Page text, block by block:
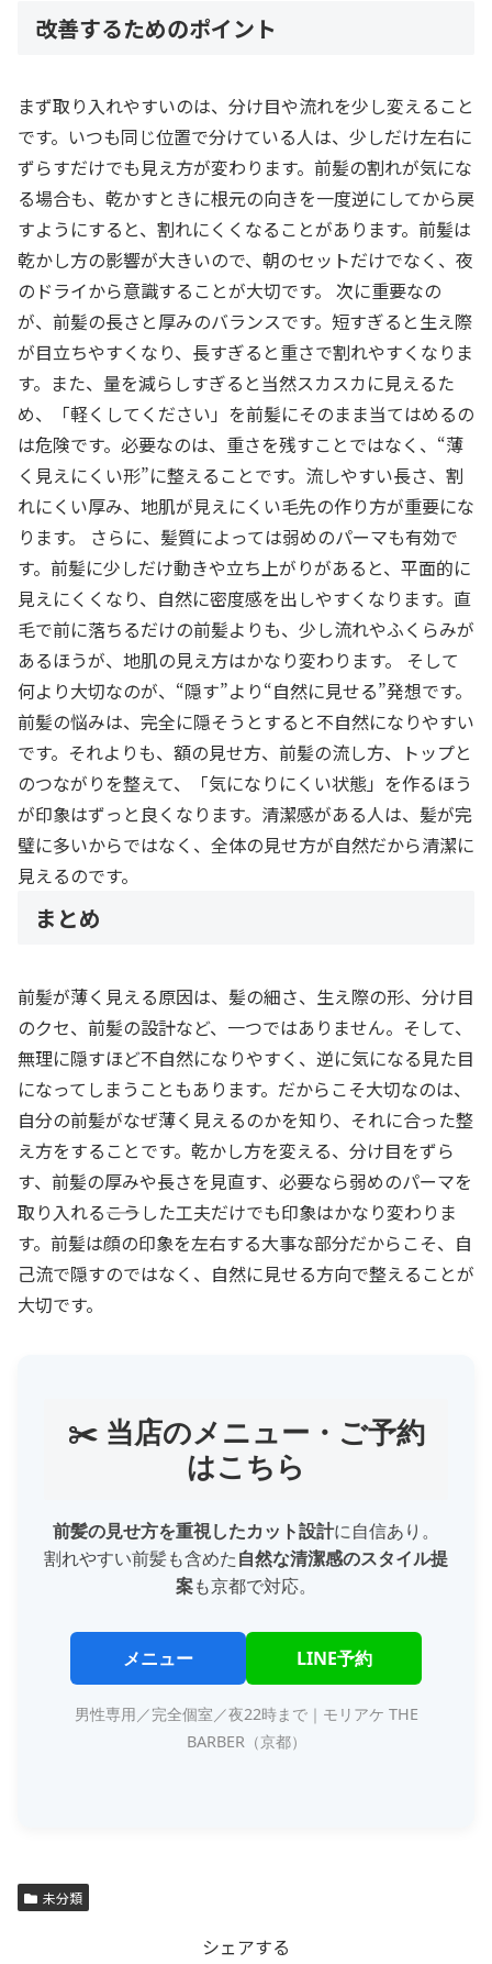
改善するためのポイント
まず取り入れやすいのは、分け目や流れを少し変えること
です。いつも同じ位置で分けている人は、少しだけ左右に
ずらすだけでも見え方が変わります。前髪の割れが気にな
る場合も、乾かすときに根元の向きを一度逆にしてから戻
すようにすると、割れにくくなることがあります。前髪は
乾かし方の影響が大きいので、朝のセットだけでなく、夜
のドライから意識することが大切です。 次に重要なの
が、前髪の長さと厚みのバランスです。短すぎると生え際
が目立ちやすくなり、長すぎると重さで割れやすくなりま
す。また、量を減らしすぎると当然スカスカに見えるた
め、「軽くしてください」を前髪にそのまま当てはめるの
は危険です。必要なのは、重さを残すことではなく、“薄
く見えにくい形”に整えることです。流しやすい長さ、割
れにくい厚み、地肌が見えにくい毛先の作り方が重要にな
ります。 さらに、髪質によっては弱めのパーマも有効で
す。前髪に少しだけ動きや立ち上がりがあると、平面的に
見えにくくなり、自然に密度感を出しやすくなります。直
毛で前に落ちるだけの前髪よりも、少し流れやふくらみが
あるほうが、地肌の見え方はかなり変わります。 そして
何より大切なのが、“隠す”より“自然に見せる”発想です。
前髪の悩みは、完全に隠そうとすると不自然になりやすい
です。それよりも、額の見せ方、前髪の流し方、トップと
のつながりを整えて、「気になりにくい状態」を作るほう
が印象はずっと良くなります。清潔感がある人は、髪が完
璧に多いからではなく、全体の見せ方が自然だから清潔に
見えるのです。
まとめ
前髪が薄く見える原因は、髪の細さ、生え際の形、分け目
のクセ、前髪の設計など、一つではありません。そして、
無理に隠すほど不自然になりやすく、逆に気になる見た目
になってしまうこともあります。だからこそ大切なのは、
自分の前髪がなぜ薄く見えるのかを知り、それに合った整
え方をすることです。乾かし方を変える、分け目をずら
す、前髪の厚みや長さを見直す、必要なら弱めのパーマを
取り入れる――こうした工夫だけでも印象はかなり変わりま
す。前髪は顔の印象を左右する大事な部分だからこそ、自
己流で隠すのではなく、自然に見せる方向で整えることが
大切です。
✂️ 当店のメニュー・ご予約
はこちら
前髪の見せ方を重視したカット設計に自信あり。
割れやすい前髪も含めた自然な清潔感のスタイル提
案も京都で対応。
メニュー LINE予約
男性専用／完全個室／夜22時まで｜モリアケ THE
BARBER（京都）
未分類
シェアする